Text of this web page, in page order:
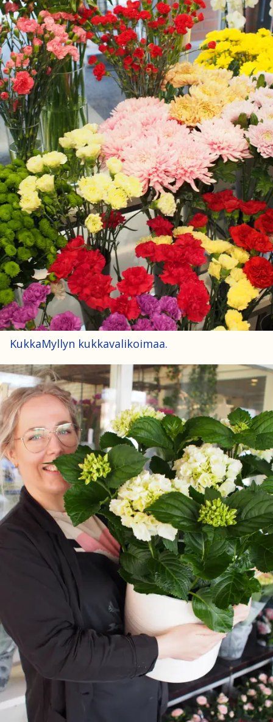
KukkaMyllyn kukkavalikoimaa.